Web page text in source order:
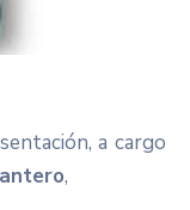
a cargo
,